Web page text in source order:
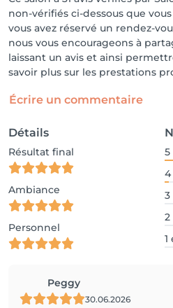
non-vérifiés ci-dessous que
vous avez réservé un rendez-
nous vous encourageons à
laissant un avis et ainsi
savoir plus sur les prestations
Écrire un commentaire
Détails
Résultat final
Ambiance
Personnel
5
4
3
2
1
Peggy
30.06.2026